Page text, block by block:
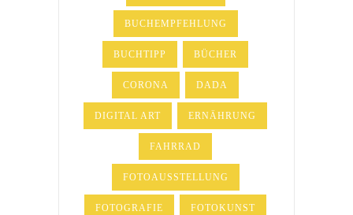
BUCHEMPFEHLUNG
BUCHTIPP BÜCHER
CORONA DADA
DIGITAL ART ERNÄHRUNG
FAHRRAD
FOTOAUSSTELLUNG
FOTOGRAFIE FOTOKUNST